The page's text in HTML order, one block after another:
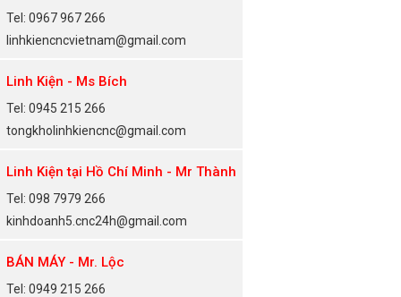
Tel: 0967 967 266
linhkiencncvietnam@gmail.com
Linh Kiện - Ms Bích
Tel: 0945 215 266
tongkholinhkiencnc@gmail.com
Linh Kiện tại Hồ Chí Minh - Mr Thành
Tel: 098 7979 266
kinhdoanh5.cnc24h@gmail.com
BÁN MÁY - Mr. Lộc
Tel: 0949 215 266